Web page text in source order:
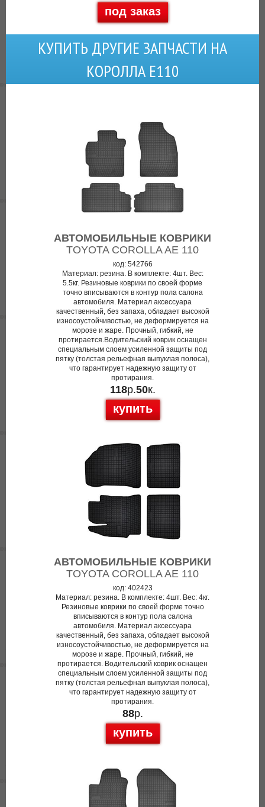
под заказ
КУПИТЬ ДРУГИЕ ЗАПЧАСТИ НА
КОРОЛЛА Е110
АВТОМОБИЛЬНЫЕ КОВРИКИ
TOYOTA COROLLA AE 110
код: 542766
Материал: резина. В комплекте: 4шт. Вес:
5.5кг. Резиновые коврики по своей форме
точно вписываются в контур пола салона
автомобиля. Материал аксессуара
качественный, без запаха, обладает высокой
износоустойчивостью, не деформируется на
морозе и жаре. Прочный, гибкий, не
протирается.Водительский коврик оснащен
специальным слоем усиленной защиты под
пятку (толстая рельефная выпуклая полоса),
что гарантирует надежную защиту от
протирания.
118р.50к.
купить
АВТОМОБИЛЬНЫЕ КОВРИКИ
TOYOTA COROLLA AE 110
код: 402423
Материал: резина. В комплекте: 4шт. Вес: 4кг.
Резиновые коврики по своей форме точно
вписываются в контур пола салона
автомобиля. Материал аксессуара
качественный, без запаха, обладает высокой
износоустойчивостью, не деформируется на
морозе и жаре. Прочный, гибкий, не
протирается. Водительский коврик оснащен
специальным слоем усиленной защиты под
пятку (толстая рельефная выпуклая полоса),
что гарантирует надежную защиту от
протирания.
88р.
купить